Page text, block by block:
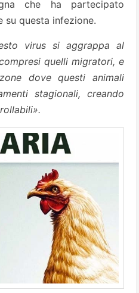
che ha partecipato
su questa infezione.
virus si aggrappa al
quelli migratori, e
dove questi animali
stagionali, creando